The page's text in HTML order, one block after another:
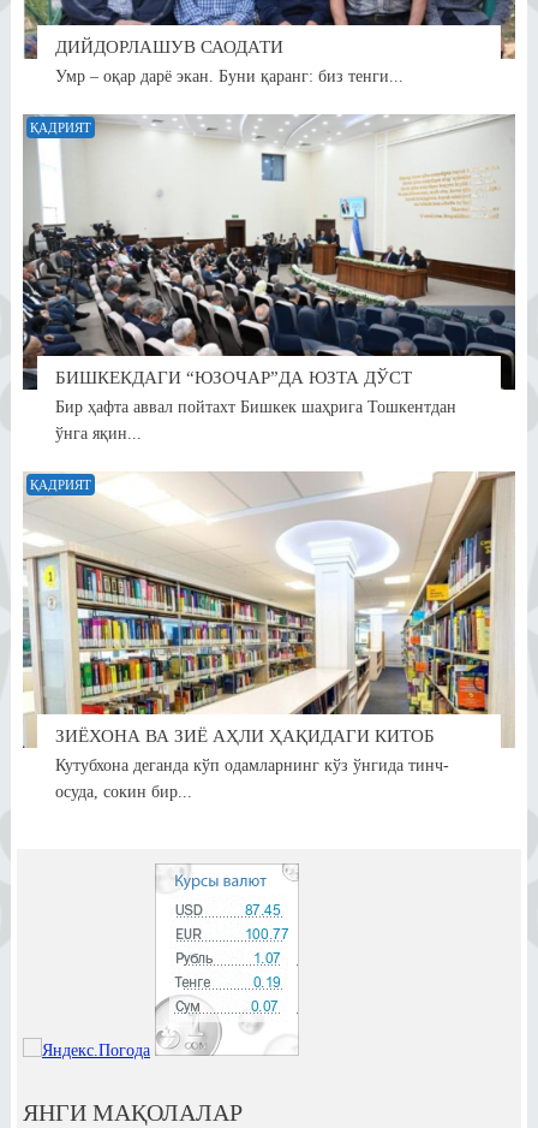
ДИЙДОРЛАШУВ САОДАТИ
Умр – оқар дарё экан. Буни қаранг: биз тенги...
ҚАДРИЯТ
БИШКЕКДАГИ “ЮЗОЧАР”ДА ЮЗТА ДЎСТ
Бир ҳафта аввал пойтахт Бишкек шаҳрига Тошкентдан
ўнга яқин...
ҚАДРИЯТ
ЗИЁХОНА ВА ЗИЁ АҲЛИ ҲАҚИДАГИ КИТОБ
Кутубхона деганда кўп одамларнинг кўз ўнгида тинч-
осуда, сокин бир...
ЯНГИ МАҚОЛАЛАР